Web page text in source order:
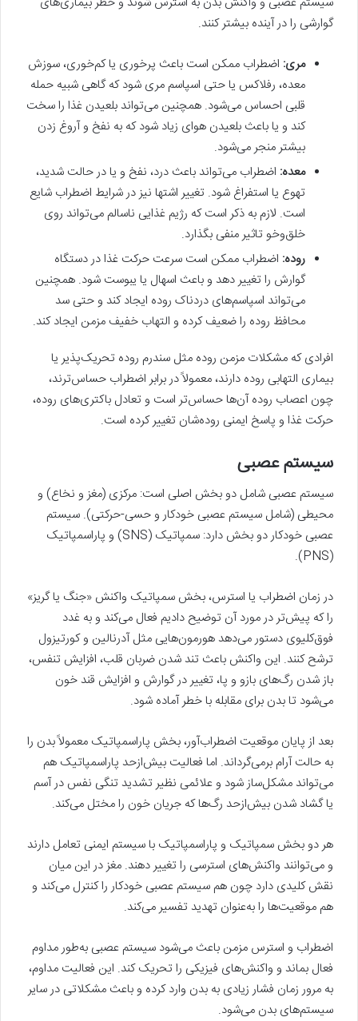
گوارشی را در آینده بیشتر کنند.
مری: اضطراب ممکن است باعث پرخوری یا کم‌خوری، سوزش
معده، رفلاکس یا حتی اسپاسم مری شود که گاهی شبیه حمله
قلبی احساس می‌شود. همچنین می‌تواند بلعیدن غذا را سخت
کند و یا باعث بلعیدن هوای زیاد شود که به نفخ و آروغ زدن
بیشتر منجر می‌شود.
معده: اضطراب می‌تواند باعث درد، نفخ و یا در حالت شدید،
تهوع یا استفراغ شود. تغییر اشتها نیز در شرایط اضطراب شایع
است. لازم به ذکر است که رژیم غذایی ناسالم می‌تواند روی
خلق‌وخو تاثیر منفی بگذارد.
روده: اضطراب ممکن است سرعت حرکت غذا در دستگاه
گوارش را تغییر دهد و باعث اسهال یا یبوست شود. همچنین
می‌تواند اسپاسم‌های دردناک روده ایجاد کند و حتی سد
محافظ روده را ضعیف کرده و التهاب خفیف مزمن ایجاد کند.
افرادی که مشکلات مزمن روده مثل سندرم روده تحریک‌پذیر یا
بیماری التهابی روده دارند، معمولاً در برابر اضطراب حساس‌ترند،
چون اعصاب روده آن‌ها حساس‌تر است و تعادل باکتری‌های روده،
حرکت غذا و پاسخ ایمنی روده‌شان تغییر کرده است.
سیستم عصبی
سیستم عصبی شامل دو بخش اصلی است: مرکزی (مغز و نخاع) و
محیطی (شامل سیستم عصبی خودکار و حسی-حرکتی). سیستم
عصبی خودکار دو بخش دارد: سمپاتیک (SNS) و پاراسمپاتیک
(PNS).
در زمان اضطراب یا استرس، بخش سمپاتیک واکنش «جنگ یا گریز»
را که پیش‌تر در مورد آن توضیح دادیم فعال می‌کند و به غدد
فوق‌کلیوی دستور می‌دهد هورمون‌هایی مثل آدرنالین و کورتیزول
ترشح کنند. این واکنش باعث تند شدن ضربان قلب، افزایش تنفس،
باز شدن رگ‌های بازو و پا، تغییر در گوارش و افزایش قند خون
می‌شود تا بدن برای مقابله با خطر آماده شود.
بعد از پایان موقعیت اضطراب‌آور، بخش پاراسمپاتیک معمولاً بدن را
به حالت آرام برمی‌گرداند. اما فعالیت بیش‌ازحد پاراسمپاتیک هم
می‌تواند مشکل‌ساز شود و علائمی نظیر تشدید تنگی نفس در آسم
یا گشاد شدن بیش‌ازحد رگ‌ها که جریان خون را مختل می‌کند.
هر دو بخش سمپاتیک و پاراسمپاتیک با سیستم ایمنی تعامل دارند
و می‌توانند واکنش‌های استرسی را تغییر دهند. مغز در این میان
نقش کلیدی دارد چون هم سیستم عصبی خودکار را کنترل می‌کند و
هم موقعیت‌ها را به‌عنوان تهدید تفسیر می‌کند.
اضطراب و استرس مزمن باعث می‌شود سیستم عصبی به‌طور مداوم
فعال بماند و واکنش‌های فیزیکی را تحریک کند. این فعالیت مداوم،
به مرور زمان فشار زیادی به بدن وارد کرده و باعث مشکلاتی در سایر
سیستم‌های بدن می‌شود.